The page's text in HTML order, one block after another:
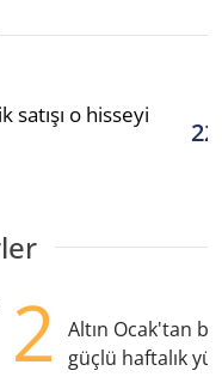
satışı o hisseyi
2
Altın Ocak'tan
güçlü haftalık